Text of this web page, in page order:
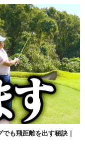
も飛距離を出す秘訣｜